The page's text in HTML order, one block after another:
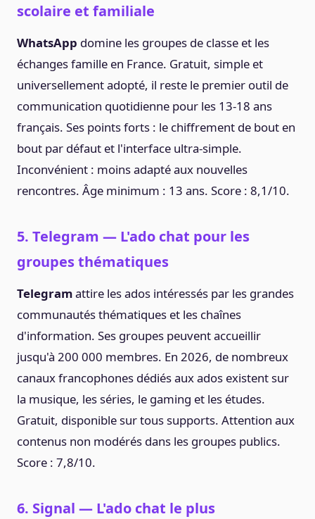
scolaire et familiale
WhatsApp domine les groupes de classe et les
échanges famille en France. Gratuit, simple et
universellement adopté, il reste le premier outil de
communication quotidienne pour les 13-18 ans
français. Ses points forts : le chiffrement de bout en
bout par défaut et l'interface ultra-simple.
Inconvénient : moins adapté aux nouvelles
rencontres. Âge minimum : 13 ans. Score : 8,1/10.
5. Telegram — L'ado chat pour les
groupes thématiques
Telegramattire les ados intéressés par les grandes
communautés thématiques et les chaînes
d'information. Ses groupes peuvent accueillir
jusqu'à 200 000 membres. En 2026, de nombreux
canaux francophones dédiés aux ados existent sur
la musique, les séries, le gaming et les études.
Gratuit, disponible sur tous supports. Attention aux
contenus non modérés dans les groupes publics.
Score : 7,8/10.
6. Signal — L'ado chat le plus